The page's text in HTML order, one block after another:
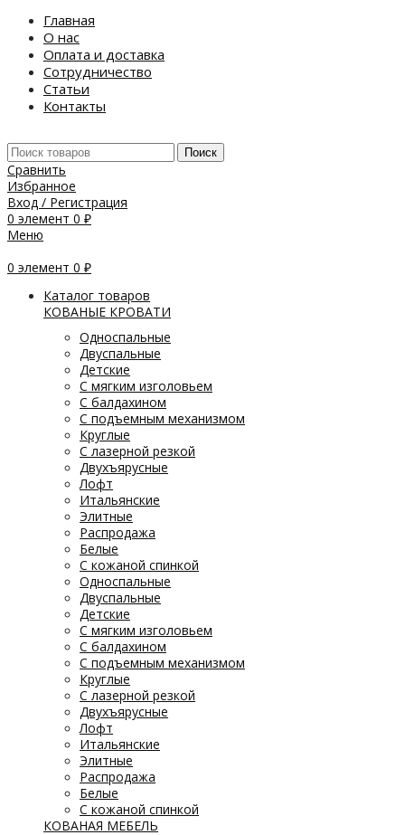
Главная
О нас
Оплата и доставка
Сотрудничество
Статьи
Контакты
Поиск
Сравнить
Избранное
Вход / Регистрация
0 элемент 0 ₽
Меню
0 элемент 0 ₽
Каталог товаров
КОВАНЫЕ КРОВАТИ
Односпальные
Двуспальные
Детские
С мягким изголовьем
С балдахином
С подъемным механизмом
Круглые
С лазерной резкой
Двухъярусные
Лофт
Итальянские
Элитные
Распродажа
Белые
С кожаной спинкой
Односпальные
Двуспальные
Детские
С мягким изголовьем
С балдахином
С подъемным механизмом
Круглые
С лазерной резкой
Двухъярусные
Лофт
Итальянские
Элитные
Распродажа
Белые
С кожаной спинкой
КОВАНАЯ МЕБЕЛЬ